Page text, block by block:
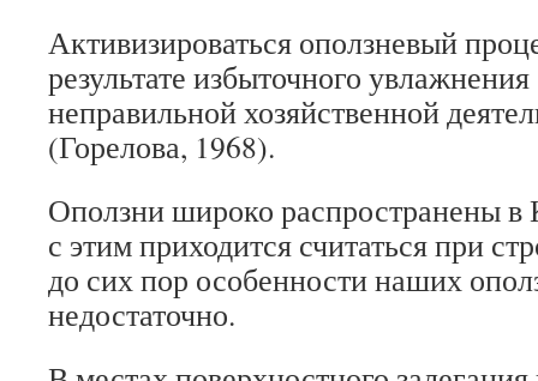
Активизироваться оползневый
результате избыточного
неправильной хозяйственной
(Горелова, 1968).
Оползни широко распространены в
с этим приходится считаться при
до сих пор особенности наших
недостаточно.